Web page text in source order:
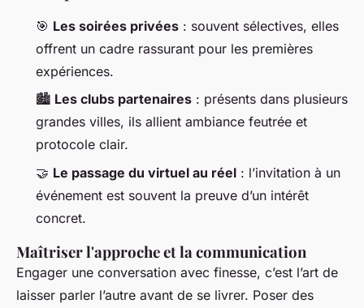
🎯 Les soirées privées : souvent sélectives, elles
offrent un cadre rassurant pour les premières
expériences.
🏙️ Les clubs partenaires : présents dans plusieurs
grandes villes, ils allient ambiance feutrée et
protocole clair.
🤝 Le passage du virtuel au réel : l’invitation à un
événement est souvent la preuve d’un intérêt
concret.
Maîtriser l'approche et la communication
Engager une conversation avec finesse, c’est l’art de
laisser parler l’autre avant de se livrer. Poser des